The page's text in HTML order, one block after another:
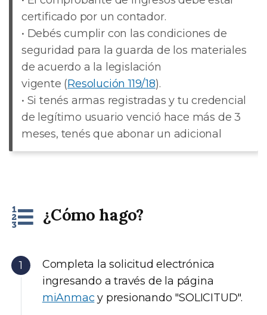
certificado por un contador.
• Debés cumplir con las condiciones de
seguridad para la guarda de los materiales
de acuerdo a la legislación
vigente (Resolución 119/18).
• Si tenés armas registradas y tu credencial
de legítimo usuario venció hace más de 3
meses, tenés que abonar un adicional
¿Cómo hago?
Completa la solicitud electrónica
ingresando a través de la página
miAnmacy presionando "SOLICITUD".